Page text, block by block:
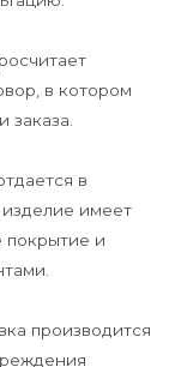
в котором
заказа.
в
изделие имеет
покрытие и
производится